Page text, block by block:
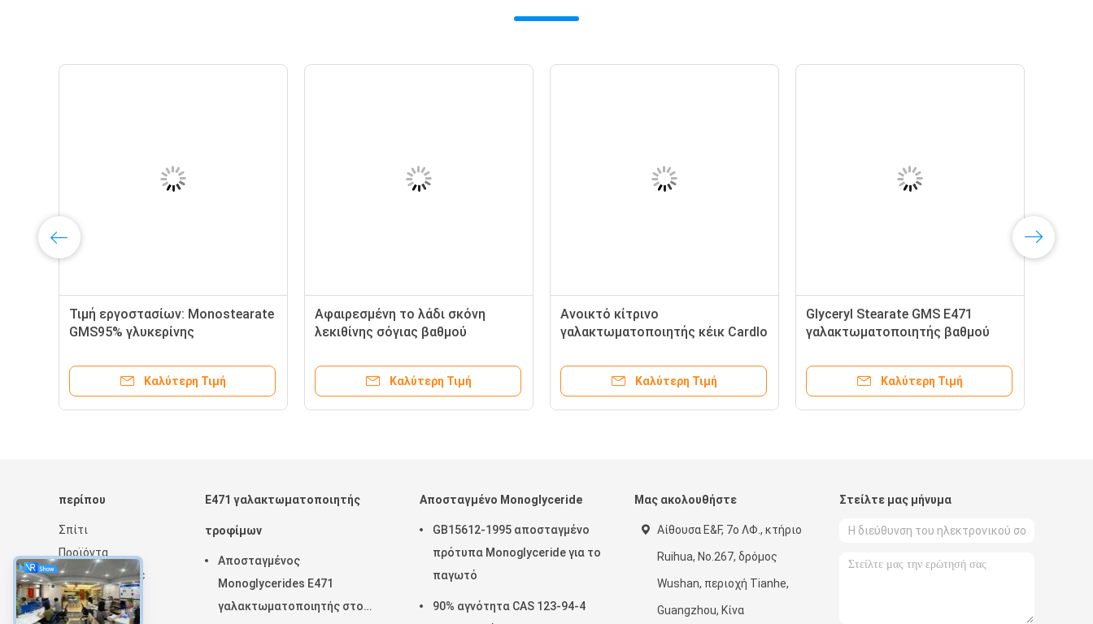
Τιμή εργοστασίων: Monostearate
GMS95% γλυκερίνης
τροφίμων για τα τρόφιμα
Καλύτερη Τιμή
Αφαιρεσμένη το λάδι σκόνη
λεκιθίνης σόγιας βαθμού
Καλύτερη Τιμή
Ανοικτό κίτρινο
γαλακτωματοποιητής κέικ Cardlo
Καλύτερη Τιμή
Glyceryl Stearate GMS E471
γαλακτωματοποιητής βαθμού
Καλύτερη Τιμή
περίπου
Σπίτι
Προϊόντα
VR παρουσιάστε
Σχετικά με εμάς
Ειδήσεις
E471 γαλακτωματοποιητής
τροφίμων
Αποσταγμένος
Monoglycerides E471
γαλακτωματοποιητής στο
Αποσταγμένο Monoglyceride
GB15612-1995 αποσταγμένο
πρότυπα Monoglyceride για το
παγωτό
90% αγνότητα CAS 123-94-4
Μας ακολουθήστε
Αίθουσα E&F, 7ο ΛΦ., κτήριο
Ruihua, No.267, δρόμος
Wushan, περιοχή Tianhe,
Guangzhou, Κίνα
Στείλτε μας μήνυμα